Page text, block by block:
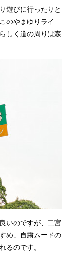
遊びに行ったりと
のやまゆりライ
しく道の周りは森
いのですが、二宮
め」自粛ムードの
るのです。